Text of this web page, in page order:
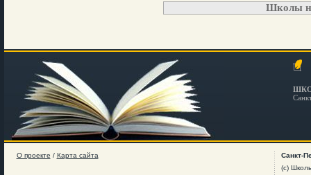
Школы
О проекте / Карта сайта
Санкт-
(c)